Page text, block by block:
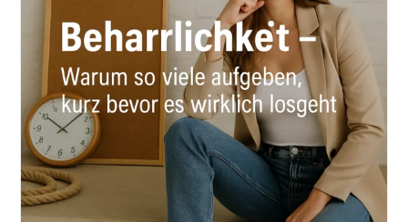
Ich
Weise
Und
Mich
Selbst
Von
Rumi
#GedankenZumLeben